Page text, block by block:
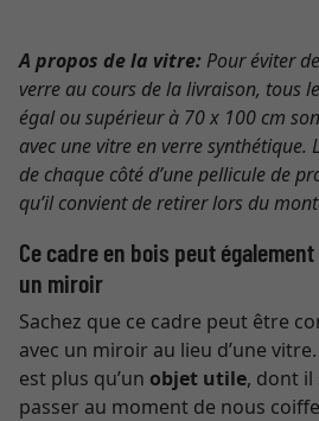
A propos de la vitre: Pour éviter
verre au cours de la livraison, tous
égal ou supérieur à 70 x 100 cm
avec une vitre en verre synthétique.
de chaque côté d’une pellicule de
qu’il convient de retirer lors du
Ce cadre en bois peut
un miroir
Sachez que ce cadre peut être
avec un miroir au lieu d’une
est plus qu’un objet utile, dont il
passer au moment de nous